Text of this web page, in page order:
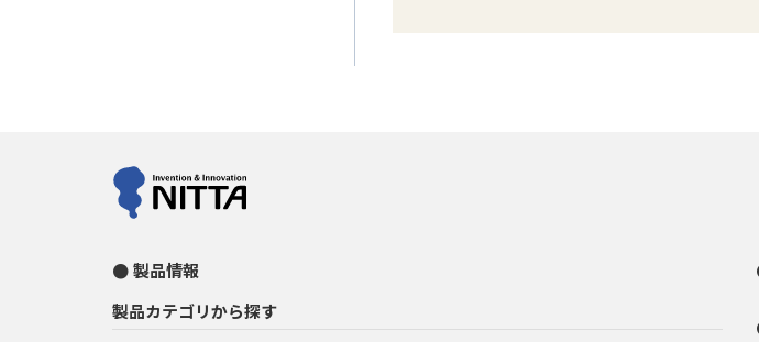
製品情報
製品カテゴリから探す